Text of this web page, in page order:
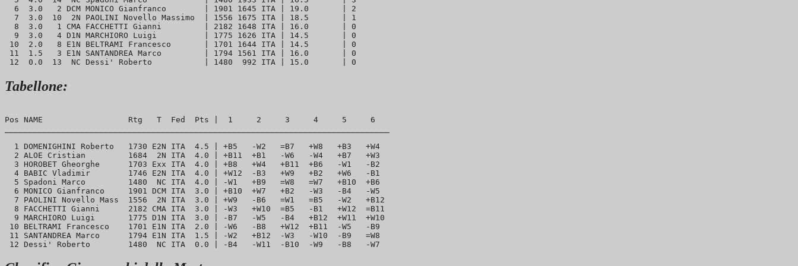
  6  3.0   2 DCM MONICO Gianfranco        | 1901 1645 ITA | 19.0       | 2
  7  3.0  10  2N PAOLINI Novello Massimo  | 1556 1675 ITA | 18.5       | 1
  8  3.0   1 CMA FACCHETTI Gianni         | 2182 1648 ITA | 16.0       | 0
  9  3.0   4 D1N MARCHIORO Luigi          | 1775 1626 ITA | 14.5       | 0
10  2.0   8 E1N BELTRAMI Francesco       | 1701 1644 ITA | 14.5       | 0
11  1.5   3 E1N SANTANDREA Marco         | 1794 1561 ITA | 16.0       | 0
Tabellone:
Pos NAME                  Rtg   T  Fed  Pts |  1     2     3     4     5     6
  1 DOMENIGHINI Roberto   1730 E2N ITA  4.5 | +B5   -W2   =B7   +W8   +B3   +W4
  2 ALOE Cristian         1684  2N ITA  4.0 | +B11  +B1   -W6   -W4   +B7   +W3
  3 HOROBET Gheorghe      1703 Exx ITA  4.0 | +B8   +W4   +B11  +B6   -W1   -B2
  4 BABIC Vladimir        1746 E2N ITA  4.0 | +W12  -B3   +W9   +B2   +W6   -B1
  5 Spadoni Marco         1480  NC ITA  4.0 | -W1   +B9   =W8   =W7   +B10  +B6
  6 MONICO Gianfranco     1901 DCM ITA  3.0 | +B10  +W7   +B2   -W3   -B4   -W5
  7 PAOLINI Novello Mass  1556  2N ITA  3.0 | +W9   -B6   =W1   =B5   -W2   +B12
  8 FACCHETTI Gianni      2182 CMA ITA  3.0 | -W3   +W10  =B5   -B1   +W12  =B11
  9 MARCHIORO Luigi       1775 D1N ITA  3.0 | -B7   -W5   -B4   +B12  +W11  +W10
10 BELTRAMI Francesco    1701 E1N ITA  2.0 | -W6   -B8   +W12  +B11  -W5   -B9
11 SANTANDREA Marco      1794 E1N ITA  1.5 | -W2   +B12  -W3   -W10  -B9   =W8